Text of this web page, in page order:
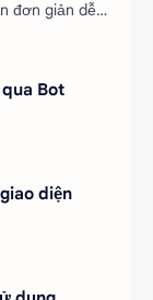
qua Bot
diện